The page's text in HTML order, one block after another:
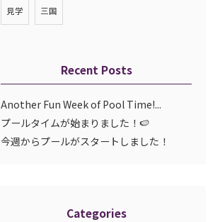
Categories
Recent Posts
Another Fun Week of Pool Time!...
プールタイムが始まりました！🍉
今週からプールがスタートしました！
見学 三国